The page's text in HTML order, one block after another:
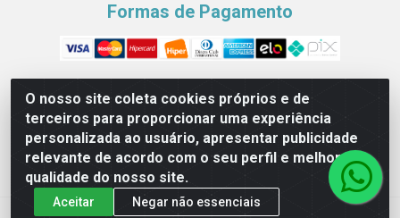
O nosso site coleta cookies próprios e de
terceiros para proporcionar uma experiência
personalizada ao usuário, apresentar publicidade
relevante de acordo com o seu perfil e melhorar a
qualidade do nosso site.
Aceitar Negar não essenciais
Formas de Pagamento
Novesete Distribuidora LTDA - Avenida Setecentos, S/N,
Terminal Intermodal da Serra, Serra/ES - CEP 29161-414 -
CNPJ 29.479.604/0001-44